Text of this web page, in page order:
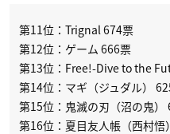
第11位：Trignal 674票
第12位：ゲーム 666票
第13位：Free!-Dive to the
第14位：マギ（ジュダル）
第15位：鬼滅の刃（沼の鬼）
第16位：夏目友人帳（西村悟